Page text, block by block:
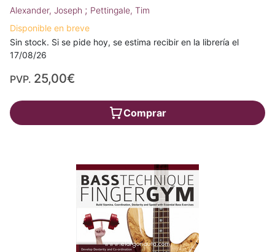
Alexander, Joseph ; Pettingale, Tim
Disponible en breve
Sin stock. Si se pide hoy, se estima recibir en la librería el
17/08/26
PVP. 25,00€
Comprar